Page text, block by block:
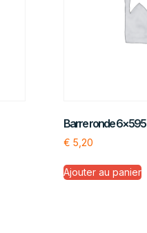
Barre ronde 6×595
€ 5,20
Ajouter au panier